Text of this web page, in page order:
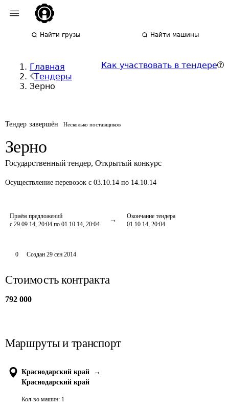
Найти грузы Найти машины
Главная
Тендеры
Зерно
Как участвовать в тендере
Тендер завершён Несколько поставщиков
Зерно
Государственный тендер, Открытый конкурс
Осуществление перевозок с 03.10.14 по 14.10.14
Приём предложений
с 29.09.14, 20:04 по 01.10.14, 20:04
Окончание тендера
01.10.14, 20:04
0 Создан 29 сен 2014
Стоимость контракта
792 000
Маршруты и транспорт
Краснодарский край
→
Краснодарский край
Кол-во машин: 1